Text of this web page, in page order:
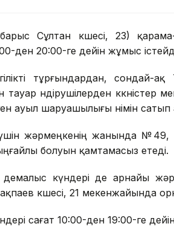
Сұлтан көшесі, 23)
ден 20:00-ге дейін жұмыс
тұрғындардан, сондай-
өндірушілерден көкөністер
ауыл шаруашылығы өнімін
жәрмеңкенің жанында
болуын қамтамасыз етеді.
күндері де арнайы
көшесі, 21 мекенжайында
сағат 10:00-ден 19:00-ге